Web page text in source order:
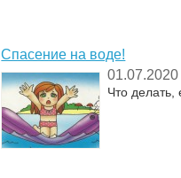
Спасение на воде!
01.07.2020
Что делать,